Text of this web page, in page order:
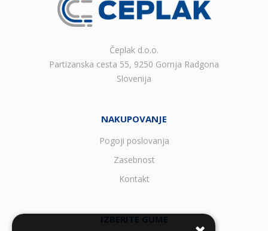
Čeplak d.o.o.
Partizanska cesta 55, 9250 Gornja Radgona
Slovenija
NAKUPOVANJE
Pogoji poslovanja
Zasebnost
Kontakt
IZBERITE GUME